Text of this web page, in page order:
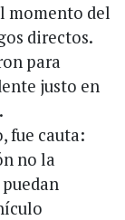
momento del
directos.
para
justo en
fue cauta:
no la